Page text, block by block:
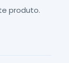
produto.